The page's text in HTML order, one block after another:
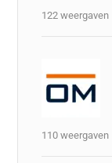
122 weergaven
110 weergaven